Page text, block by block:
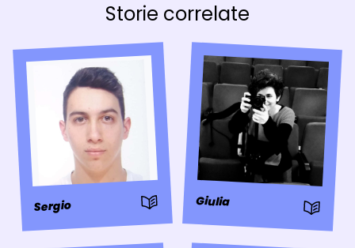
Storie correlate
Sergio : Storia Giulia : Storia